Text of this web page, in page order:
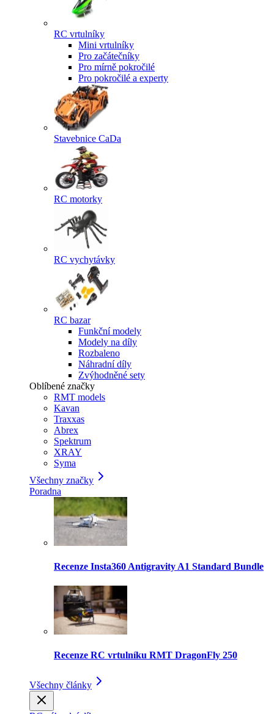
RC vrtulníky
Mini vrtulníky
Pro začátečníky
Pro mírně pokročilé
Pro pokročilé a experty
Stavebnice CaDa
RC motorky
RC vychytávky
RC bazar
Funkční modely
Modely na díly
Rozbaleno
Náhradní díly
Zvýhodněné sety
Oblíbené značky
RMT models
Kavan
Traxxas
Abrex
Spektrum
XRAY
Syma
Všechny značky
Poradna
Recenze Insta360 Antigravity A1 Standard Bundle
Recenze RC vrtulníku RMT DragonFly 250
Všechny články